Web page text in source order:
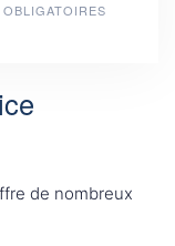
de nombreux